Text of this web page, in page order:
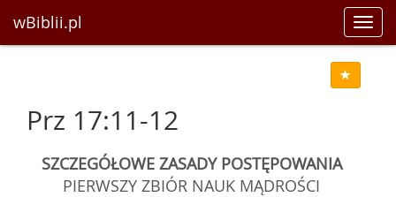
wBiblii.pl
Prz 17:11-12
SZCZEGÓŁOWE ZASADY POSTĘPOWANIA
PIERWSZY ZBIÓR NAUK MĄDROŚCI